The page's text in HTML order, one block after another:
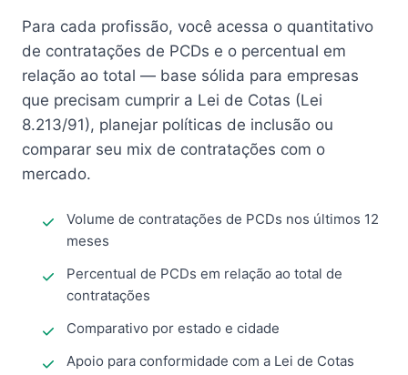
Para cada profissão, você acessa o quantitativo
de contratações de PCDs e o percentual em
relação ao total — base sólida para empresas
que precisam cumprir a Lei de Cotas (Lei
8.213/91), planejar políticas de inclusão ou
comparar seu mix de contratações com o
mercado.
Volume de contratações de PCDs nos últimos 12
meses
Percentual de PCDs em relação ao total de
contratações
Comparativo por estado e cidade
Apoio para conformidade com a Lei de Cotas